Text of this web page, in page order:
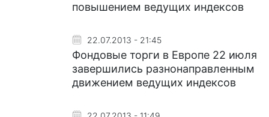
повышением ведущих индексов
22.07.2013 - 21:45
Фондовые торги в Европе 22 июля
завершились разнонаправленным
движением ведущих индексов